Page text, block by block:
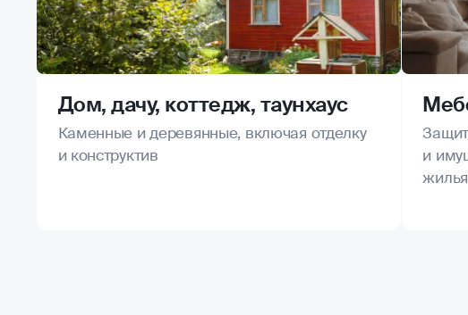
Дом, дачу, коттедж, таунхаус
Каменные и деревянные, включая отделку
и конструктив
и
жилья